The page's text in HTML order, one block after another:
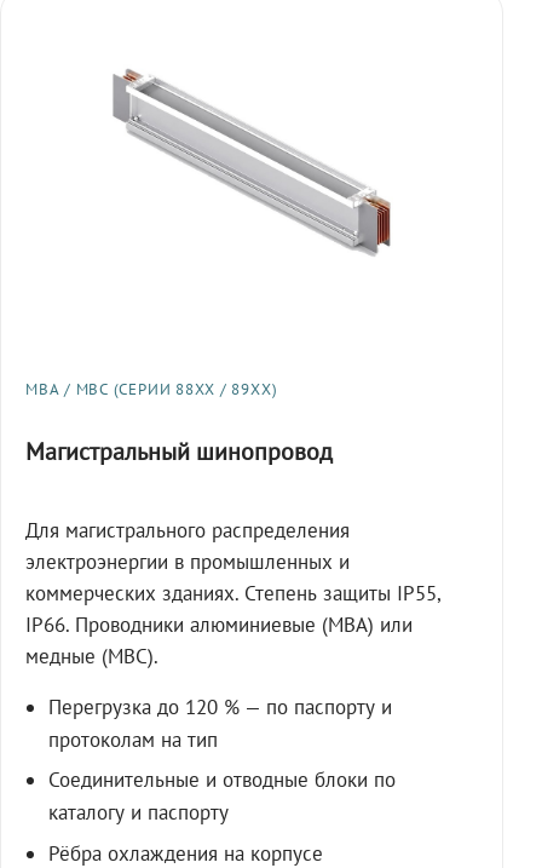
МВА / МВС (СЕРИИ 88XX / 89XX)
Магистральный шинопровод
Для магистрального распределения
электроэнергии в промышленных и
коммерческих зданиях. Степень защиты IP55,
IP66. Проводники алюминиевые (МВА) или
медные (МВС).
Перегрузка до 120 % — по паспорту и
протоколам на тип
Соединительные и отводные блоки по
каталогу и паспорту
Рёбра охлаждения на корпусе